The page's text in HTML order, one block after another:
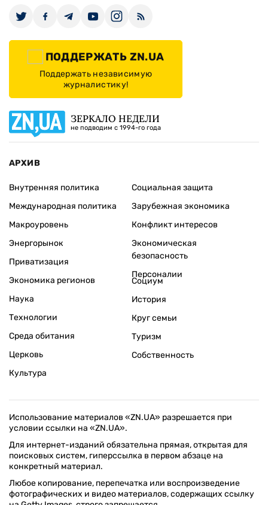
ПОДДЕРЖАТЬ ZN.UA
Поддержать независимую
журналистику!
ЗЕРКАЛО НЕДЕЛИ
не подводим с 1994-го года
АРХИВ
Внутренняя политика
Международная политика
Макроуровень
Энергорынок
Приватизация
Экономика регионов
Социальная защита
Зарубежная экономика
Конфликт интересов
Экономическая
безопасность
Персоналии
Наука
Технологии
Среда обитания
Церковь
Культура
Социум
История
Круг семьи
Туризм
Собственность
Использование материалов «ZN.UA» разрешается при
условии ссылки на «ZN.UA».
Для интернет-изданий обязательна прямая, открытая для
поисковых систем, гиперссылка в первом абзаце на
конкретный материал.
Любое копирование, перепечатка или воспроизведение
фотографических и видео материалов, содержащих ссылку